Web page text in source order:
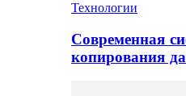
Технологии
Современная
копирования